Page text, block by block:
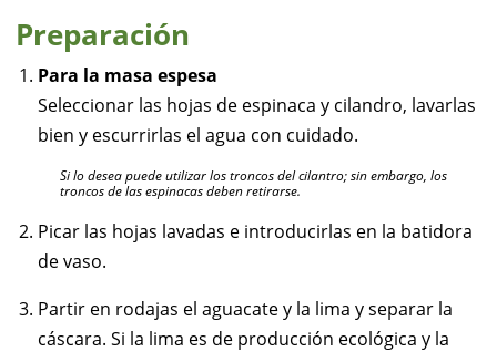
Preparación
Para la masa espesa
Seleccionar las hojas de espinaca y cilandro, lavarlas
bien y escurrirlas el agua con cuidado.
Si lo desea puede utilizar los troncos del cilantro; sin embargo, los
troncos de las espinacas deben retirarse.
Picar las hojas lavadas e introducirlas en la batidora
de vaso.
Partir en rodajas el aguacate y la lima y separar la
cáscara. Si la lima es de producción ecológica y la